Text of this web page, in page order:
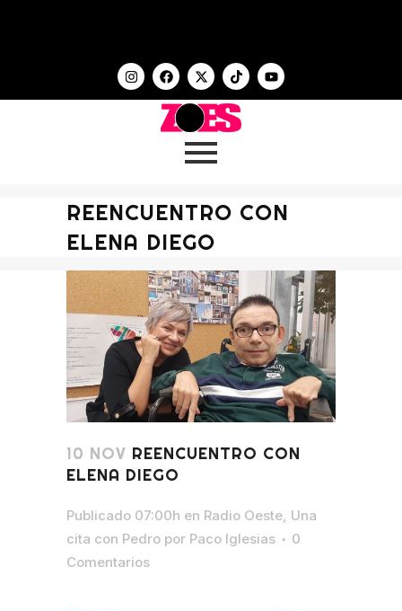
REENCUENTRO CON
ELENA DIEGO
10 NOV REENCUENTRO CON
ELENA DIEGO
Publicado 07:00h en Radio Oeste Una
cita con Pedro por Paco Iglesias
0
Comentarios